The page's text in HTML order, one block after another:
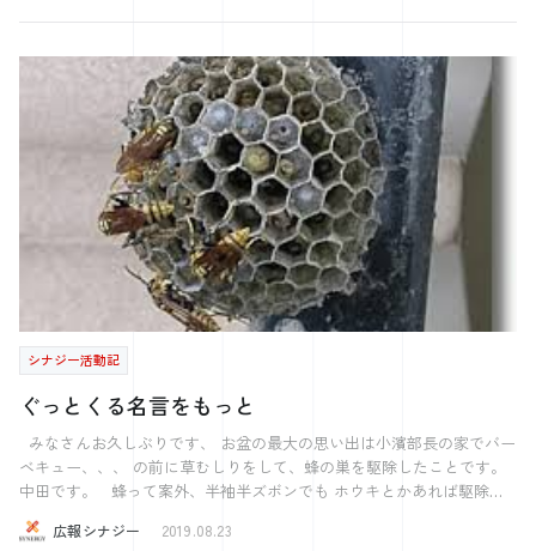
しんでもらうか、喜んでもらうかを考える方が 生産性の向上に繋がる
かもしれませんね。 今回の温泉で色々な学びがあったのでブログで共
有させていただきました！！ 【田舎あるある】 ”異常に広い駐車場”
田舎は人が少ないため、多くの土地が余っています。 前回のブログに
も紹介しましたが、１人に対しての 土地の所有面積はとても広いで
はとても広いコンビニが多い。 店舗の何倍もの面積の駐車場があるコ
ンビニは島根県には多く存在しています。 そのため、長距離トラック
運転手の休憩場所としても利用されています。 駐車場がないコンビニ
が存在することが 初めて大都会(自分にとっての)に行った島根出身者に
はとても驚きでした。。笑
いる手段を捨ててみることです。 今考えている手段が使えなかった
ら、どうしようかと考えて初めて代替案が出てくるからです。 私たち
は自分が一度気に入った手段をなかなか手放せません。 (かつてうまく
いった方法、苦労して手にした手段などなど) 自分にはこれしかない、
というのは大抵思い込みです。ほとんどの場合、他の手段、他の選択肢
があります。それを考えようとしないだけです。もうこれしかない、と
思ったら、今考えている選択肢を捨てて考えることが仕事をする上で大
切な事ではないでしょうか。 そして手段を見つけて満足して終わって
はいけません。 次は行動に移さなければなりません。仕事で「こんな
こと、出来ますか？」と聞かれた時に、「状況を確認し、検討させてい
ただきます。」といった返答をしてはいないでしょうか？こういった返
事をしてしまうとチャンスは逃げてしまいます。 相手が望んでいるこ
とを実現できるか分からない、自信がないと感じているのかもしれませ
ん。しかしそれは「100%できるか分からないから」というのは「私に
は未来が分からないから」と言っているのと同じです。そんな事は当た
り前で、単に逃げているだけです。 仕事ではこちらの準備が整うまで
待ってくれない事が多くあると思います。つまり「まだ準備できていな
い」のが、当たり前なのです。では何が必要かというと、求められてい
ることを何としてでも実現してみせる、という「覚悟」が必要です。
中島みゆきさんの「ファイト！」という歌にこんな歌詞があります。
「勝つか負けるかそれはわからない それでもとにかく闘いの 出場通知
シナジー活動記
ぐっとくる名言をもっと
ベキュー、、、 の前に草むしりをして、蜂の巣を駆除したことです。
中田です。 蜂って案外、半袖半ズボンでも ホウキとかあれば駆除で
きるんですね（絶対に真似しないでください。） さて今回はバーベキ
ューやお盆の話とはまったく関係がありません 私がお盆の間に読んだ
広報シナジー 2019.08.23